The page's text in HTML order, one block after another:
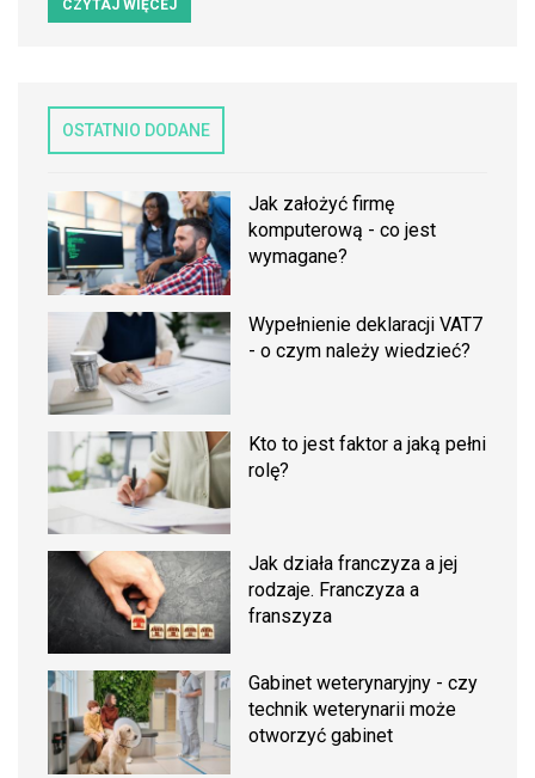
CZYTAJ WIĘCEJ
OSTATNIO DODANE
Jak założyć firmę
komputerową - co jest
wymagane?
Wypełnienie deklaracji VAT7
- o czym należy wiedzieć?
Kto to jest faktor a jaką pełni
rolę?
Jak działa franczyza a jej
rodzaje. Franczyza a
franszyza
Gabinet weterynaryjny - czy
technik weterynarii może
otworzyć gabinet